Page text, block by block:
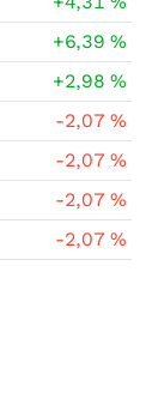
+6,39%
+2,98%
-2,07%
-2,07%
-2,07%
-2,07%